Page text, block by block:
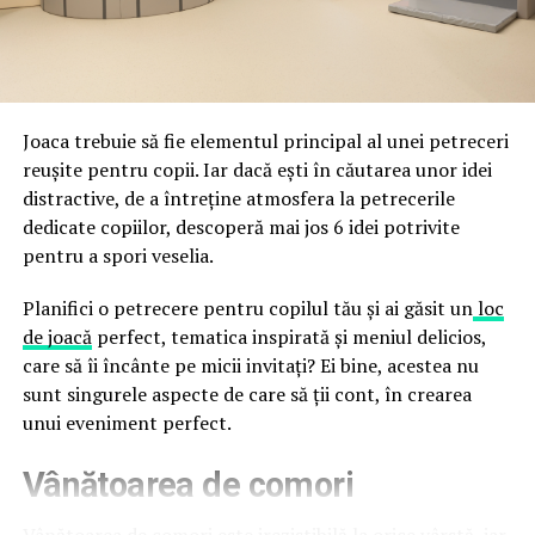
durata de viață a amenajării, indiferent de câte sezoane
Directoratul Național de Securitate Cibernetică (DNSC)
false până la tentative de furt al datelor personale și
financiare. Instituția recomandă verificarea atentă a
sursei mesajelor și raportarea incidentelor la numărul
unic 1911.
Campaniile identificate în ultimele săptămâni folosesc
false de streaming, coduri QR malițioase și mesaje care
promit bilete, rambursări, premii sau acces gratuit la
meciuri. FBI a emis în luna mai un avertisment privind
site-urile care clonează platforma oficială prin
modificări minore ale denumirii domeniului, precum
a colecta date personale și bancare.
Joaca trebuie să fie elementul principal al unei petreceri
reușite pentru copii. Iar dacă ești în căutarea unor idei
distractive, de a întreține atmosfera la petrecerile
dedicate copiilor, descoperă mai jos 6 idei potrivite
pentru a spori veselia.
Planifici o petrecere pentru copilul tău și ai găsit unloc
de joacăperfect, tematica inspirată și meniul delicios,
care să îi încânte pe micii invitați? Ei bine, acestea nu
sunt singurele aspecte de care să ții cont, în crearea
unui eveniment perfect.
Vânătoarea de comori